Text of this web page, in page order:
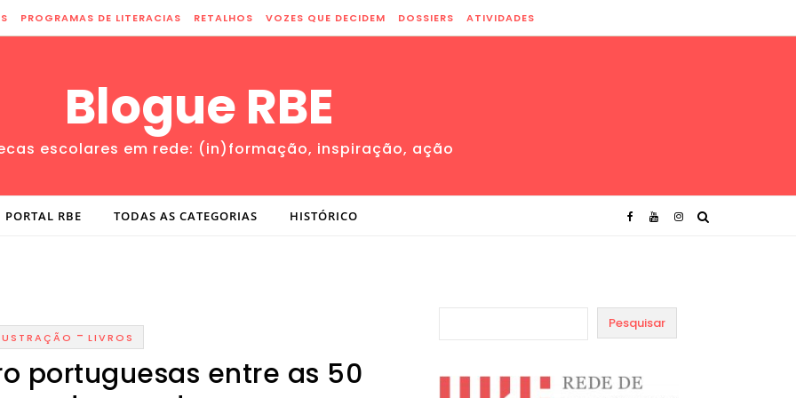
PROGRAMAS DE LITERACIAS RETALHOS VOZES QUE DECIDEM DOSSIERS ATIVIDADES
Blogue RBE
escolares em rede: (in)formação, inspiração, ação
PORTAL RBE TODAS AS CATEGORIAS HISTÓRICO
- LIVROS
portuguesas entre as 50
Pesquisar